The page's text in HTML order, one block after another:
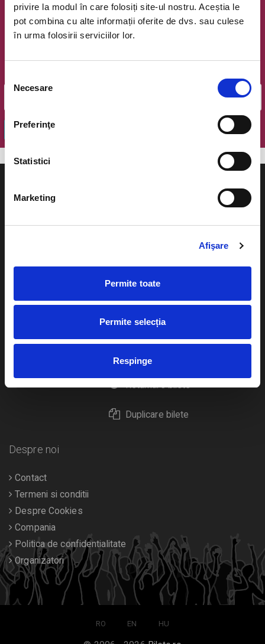
privire la modul în care folosiți site-ul nostru. Aceștia le
pot combina cu alte informații oferite de dvs. sau culese
în urma folosirii serviciilor lor.
consimțământului
Necesare
Preferinţe
Statistici
Marketing
Afişare
Permite toate
Permite selecția
Respinge
Newsletter @ Bilete.ro
OK
Cum comand bilete?
eBilet printat acasa
Livrare prin curier
Returnare bilete
Duplicare bilete
Cultura
Despre noi
Contact
Termeni si conditii
Despre Cookies
Compania
Politica de confidentialitate
Organizatori
RO EN HU